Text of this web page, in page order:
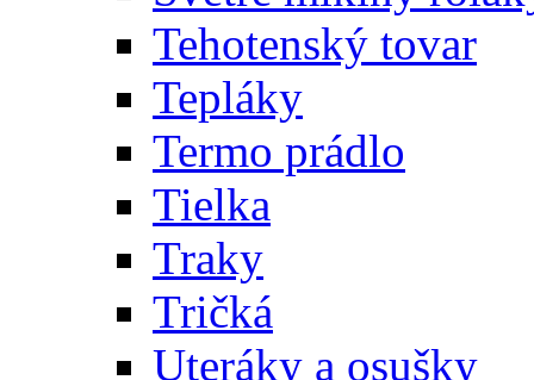
Tehotenský tovar
Tepláky
Termo prádlo
Tielka
Traky
Tričká
Uteráky a osušky